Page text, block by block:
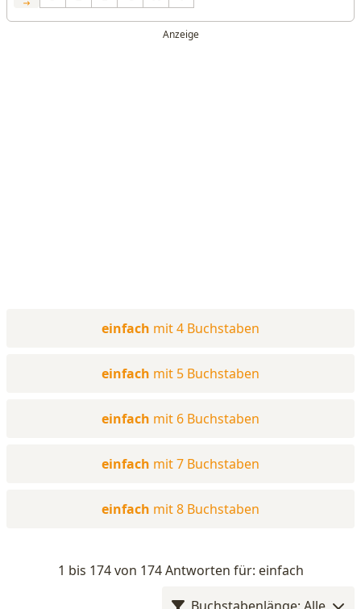
einfach mit 4 Buchstaben
einfach mit 5 Buchstaben
einfach mit 6 Buchstaben
einfach mit 7 Buchstaben
einfach mit 8 Buchstaben
1 bis 174 von 174 Antworten für: einfach